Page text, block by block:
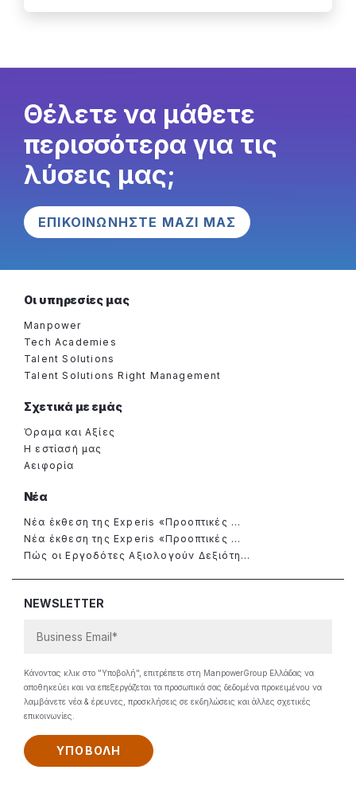
Θέλετε να μάθετε
περισσότερα για τις
λύσεις μας;
ΕΠΙΚΟΙΝΩΝΗΣΤΕ ΜΑΖΙ ΜΑΣ
Οι υπηρεσίες μας
Manpower
Tech Academies
Talent Solutions
Talent Solutions Right Management
Σχετικά με εμάς
Όραμα και Αξίες
Η εστίασή μας
Αειφορία
Νέα
Νέα έκθεση της Experis «Προοπτικές ...
Νέα έκθεση της Experis «Προοπτικές ...
Πώς οι Εργοδότες Αξιολογούν Δεξιότη...
NEWSLETTER
Κάνοντας κλικ στο "Υποβολή", επιτρέπετε στη ManpowerGroup Ελλάδας να
αποθηκεύει και να επεξεργάζεται τα προσωπικά σας δεδομένα προκειμένου να
λαμβάνετε νέα & έρευνες, προσκλήσεις σε εκδηλώσεις και άλλες σχετικές
επικοινωνίες.